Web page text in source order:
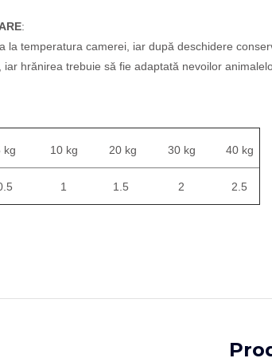
:
la temperatura camerei, iar după deschidere
hrănirea trebuie să fie adaptată nevoilor
kg 10 kg 20 kg 30 kg 40 kg
1 1.5 2 2.5